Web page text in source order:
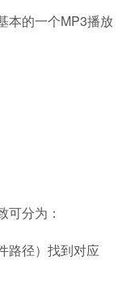
本的一个MP3播放
可分为：
路径）找到对应